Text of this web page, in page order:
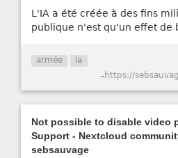
L'IA a été créée à des fins
publique n'est qu'un effet de
armée ia
-https://
Not possible to disable video
Support - Nextcloud
sebsauvage